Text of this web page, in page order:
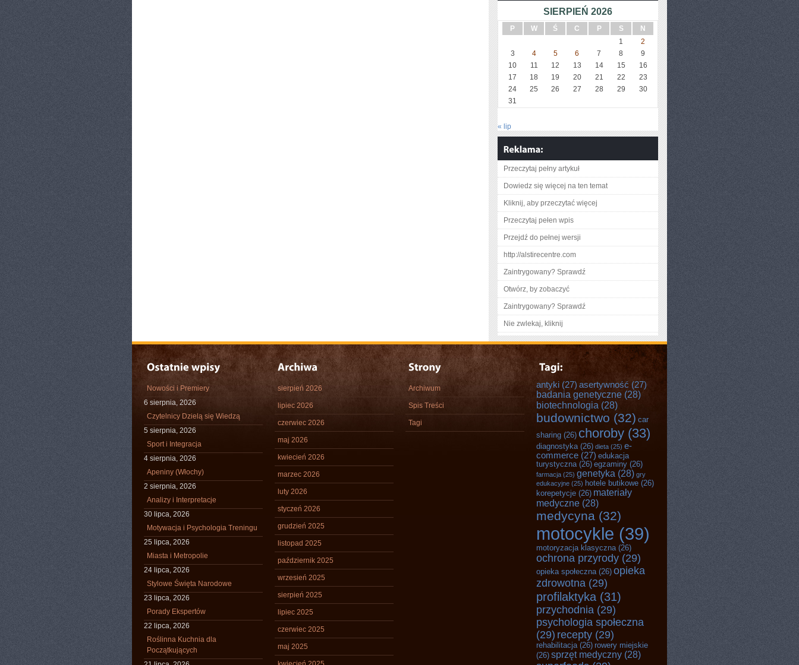
SIERPIEŃ 2026
P W Ś C P S
N
1
2
3
4 5 6 7 8
9
10
11 12 13 14 15
16
17
18 19 20 21 22
23
24
25 26 27 28 29
30
31
« lip
Przeczytaj pełny artykuł
Dowiedz się więcej na ten temat
Kliknij, aby przeczytać więcej
Przeczytaj pełen wpis
Przejdź do pełnej wersji
http://alstirecentre.com
Zaintrygowany? Sprawdź
Otwórz, by zobaczyć
Zaintrygowany? Sprawdź
Nie zwlekaj, kliknij
Nowości i Premiery
6 sierpnia, 2026
Czytelnicy Dzielą się Wiedzą
5 sierpnia, 2026
Sport i Integracja
4 sierpnia, 2026
Apeniny (Włochy)
2 sierpnia, 2026
Analizy i Interpretacje
30 lipca, 2026
Motywacja i Psychologia Treningu
25 lipca, 2026
Miasta i Metropolie
24 lipca, 2026
Stylowe Święta Narodowe
23 lipca, 2026
Porady Ekspertów
22 lipca, 2026
Roślinna Kuchnia dla
Początkujących
sierpień 2026
lipiec 2026
czerwiec 2026
maj 2026
kwiecień 2026
marzec 2026
luty 2026
styczeń 2026
grudzień 2025
listopad 2025
październik 2025
wrzesień 2025
sierpień 2025
lipiec 2025
czerwiec 2025
maj 2025
Archiwum
Spis Treści
Tagi
antyki (27) asertywność (27)
badania genetyczne (28)
biotechnologia (28)
budownictwo (32) car
sharing (26) choroby (33)
diagnostyka(26) dieta (25) e-
commerce (27) edukacja
turystyczna(26) egzaminy (26)
farmacja (25) genetyka (28) gry
edukacyjne (25) hotele butikowe (26)
korepetycje (26) materiały
medyczne (28)
medycyna (32)
motocykle (39)
motoryzacja klasyczna(26)
ochrona przyrody (29)
opieka społeczna(26) opieka
zdrowotna (29)
profilaktyka (31)
przychodnia (29)
psychologia społeczna
(29) recepty (29)
rehabilitacja(26) rowery miejskie
(26) sprzęt medyczny (28)